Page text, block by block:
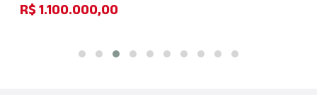
R$ 1.100.000,00